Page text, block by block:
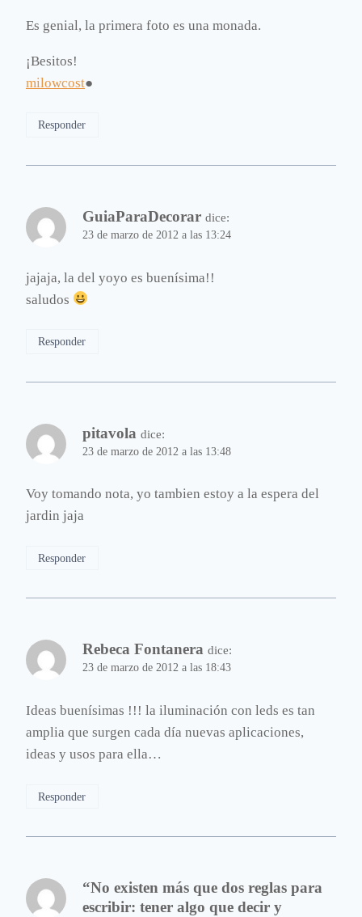
Es genial, la primera foto es una monada.
¡Besitos!
milowcost●
Responder
GuiaParaDecorar dice:
23 de marzo de 2012 a las 13:24
jajaja, la del yoyo es buenísima!!
saludos
Responder
pitavola dice:
23 de marzo de 2012 a las 13:48
Voy tomando nota, yo tambien estoy a la espera del
jardin jaja
Responder
Rebeca Fontanera dice:
23 de marzo de 2012 a las 18:43
Ideas buenísimas !!! la iluminación con leds es tan
amplia que surgen cada día nuevas aplicaciones,
ideas y usos para ella…
Responder
“No existen más que dos reglas para
escribir: tener algo que decir y